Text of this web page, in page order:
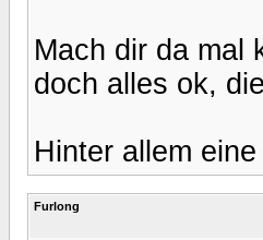
Mach dir da mal
doch alles ok,
Hinter allem
Furlong